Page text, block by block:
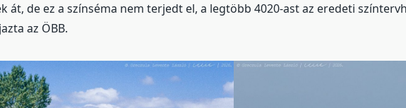
át, de ez a színséma nem terjedt el, a legtöbb 4020-ast az eredeti
az ÖBB.